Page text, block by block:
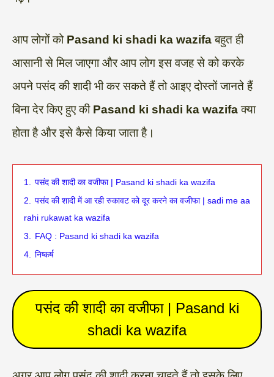
आप लोगों को Pasand ki shadi ka wazifaबहुत ही
आसानी से मिल जाएगा और आप लोग इस वजह से को करके
अपने पसंद की शादी भी कर सकते हैं तो आइए दोस्तों जानते हैं
बिना देर किए हुए की Pasand ki shadi ka wazifaक्या
होता है और इसे कैसे किया जाता है।
1.
पसंद की शादी का वजीफा | Pasand ki shadi ka wazifa
2.
पसंद की शादी में आ रही रुकावट को दूर करने का वजीफा | sadi me aa
rahi rukawat ka wazifa
3.
FAQ : Pasand ki shadi ka wazifa
4.
निष्कर्ष
पसंद की शादी का वजीफा | Pasand ki
shadi ka wazifa